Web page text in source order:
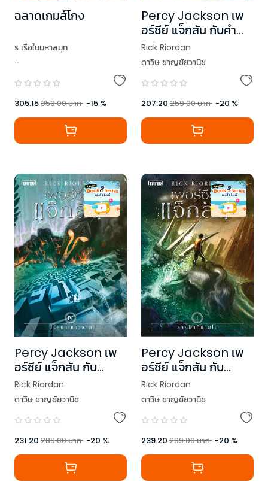
ฉลาดเกมส์โกง
ร เรือในมหาสมุท
-
305.15359.00บาท -15 %
Percy Jackson เพ
อร์ซีย์ แจ็กสัน กับคำ
สาปแห่งไททัน (ปกใหม่)
Rick Riordan
ดาวิษ ชาญชัยวานิช
207.20 259.00บาท -20 %
Percy Jackson เพ
อร์ซีย์ แจ็กสัน กับ
ปริศนาเขาวงกต (ปก
ใหม่)
Rick Riordan
ดาวิษ ชาญชัยวานิช
231.20 289.00บาท -20 %
Percy Jackson เพ
อร์ซีย์ แจ็กสัน กับ
สายฟ้าที่หายไป (ปก
ใหม่)
Rick Riordan
ดาวิษ ชาญชัยวานิช
239.20 299.00บาท -20 %